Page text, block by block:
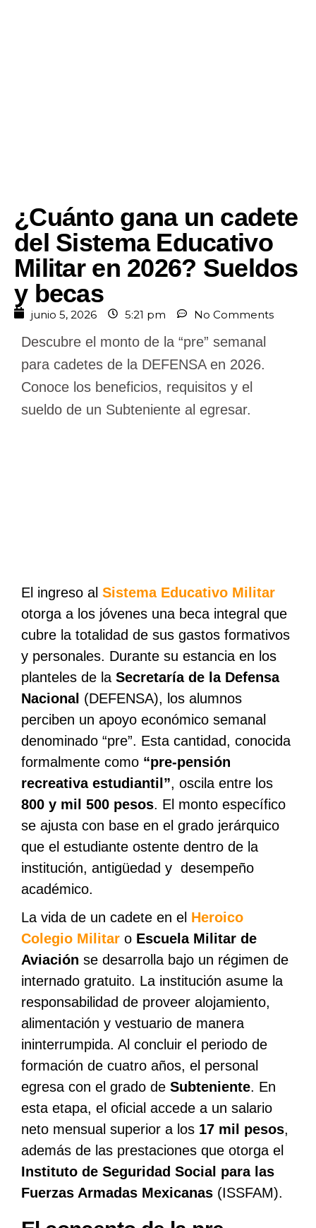
¿Cuánto gana un cadete
del Sistema Educativo
Militar en 2026? Sueldos
y becas
junio 5, 2026 5:21 pm No Comments
Descubre el monto de la “pre” semanal
para cadetes de la DEFENSA en 2026.
Conoce los beneficios, requisitos y el
sueldo de un Subteniente al egresar.
El ingreso al Sistema Educativo Militar
otorga a los jóvenes una beca integral que
cubre la totalidad de sus gastos formativos
y personales. Durante su estancia en los
planteles de la Secretaría de la Defensa
Nacional (DEFENSA), los alumnos
perciben un apoyo económico semanal
denominado “pre”. Esta cantidad, conocida
formalmente como “pre-pensión
recreativa estudiantil”, oscila entre los
800 y mil 500 pesos. El monto específico
se ajusta con base en el grado jerárquico
que el estudiante ostente dentro de la
institución, antigüedad y desempeño
académico.
La vida de un cadete en el Heroico
Colegio Militar o Escuela Militar de
Aviación se desarrolla bajo un régimen de
internado gratuito. La institución asume la
responsabilidad de proveer alojamiento,
alimentación y vestuario de manera
ininterrumpida. Al concluir el periodo de
formación de cuatro años, el personal
egresa con el grado de Subteniente. En
esta etapa, el oficial accede a un salario
neto mensual superior a los 17 mil pesos,
además de las prestaciones que otorga el
Instituto de Seguridad Social para las
Fuerzas Armadas Mexicanas (ISSFAM).